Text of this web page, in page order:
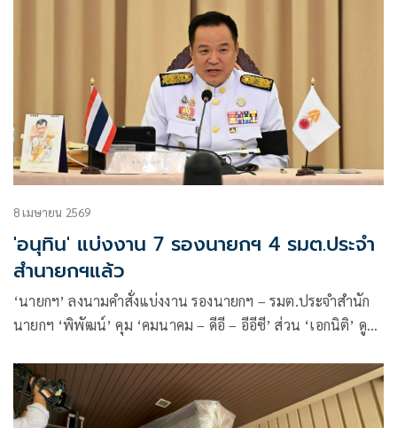
8 เมษายน 2569
'อนุทิน' แบ่งงาน 7 รองนายกฯ 4 รมต.ประจำ
สำนายกฯแล้ว
‘นายกฯ’ ลงนามคำสั่งแบ่งงาน รองนายกฯ – รมต.ประจำสำนัก
นายกฯ ‘พิพัฒน์’ คุม ‘คมนาคม – ดีอี – อีอีซี’ ส่วน ‘เอกนิติ’ ดู